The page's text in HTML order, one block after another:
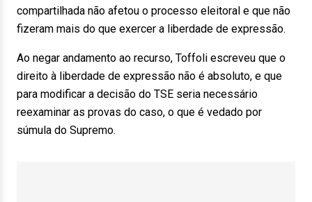
compartilhada não afetou o processo eleitoral e que não
fizeram mais do que exercer a liberdade de expressão.
Ao negar andamento ao recurso, Toffoli escreveu que o
direito à liberdade de expressão não é absoluto, e que
para modificar a decisão do TSE seria necessário
reexaminar as provas do caso, o que é vedado por
súmula do Supremo.